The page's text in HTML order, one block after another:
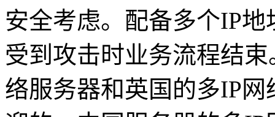
安全考虑。配备多个IP
受到攻击时业务流程结
络服务器和英国的多IP